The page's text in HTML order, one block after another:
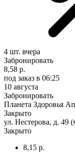
4 шт. вчера
Забронировать
8,58 р.
под заказ в 06:25
10 августа
Забронировать
Планета Здоровья
Закрыто
ул. Нестерова, д. 49
Закрыто
8,15 р.